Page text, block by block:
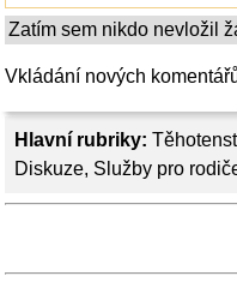
Hlavní rubriky:
Diskuze, Služby pro
Zatím sem nikdo nevložil
Vkládání nových